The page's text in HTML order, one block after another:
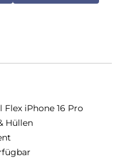
Flex iPhone 16 Pro
Hüllen